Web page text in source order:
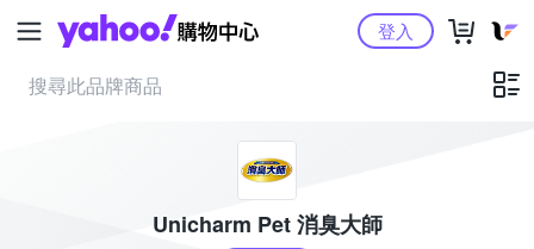
Yahoo購物中心登入
Unicharm Pet 消臭大師